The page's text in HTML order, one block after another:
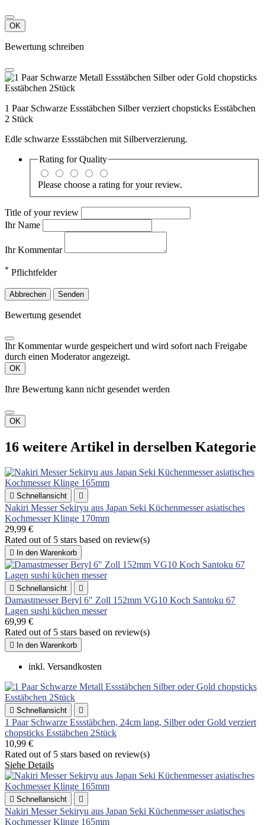
OK
Bewertung schreiben
1 Paar Schwarze Essstäbchen Silber verziert chopsticks Esstäbchen
2 Stück
Edle schwarze Essstäbchen mit Silberverzierung.
Rating forQuality
Please choose a rating for your review.
Title of your review
Ihr Name
Ihr Kommentar
* Pflichtfelder
Abbrechen Senden
Bewertung gesendet
Ihr Kommentar wurde gespeichert und wird sofort nach Freigabe
durch einen Moderator angezeigt.
OK
Ihre Bewertung kann nicht gesendet werden
OK
16 weitere Artikel in derselben Kategorie
 Schnellansicht 
Nakiri Messer Sekiryu aus Japan Seki Küchenmesser asiatisches
Kochmesser Klinge 170mm
29,99 €
Rated out of 5 stars based on review(s)
 In den Warenkorb
 Schnellansicht 
Damastmesser Beryl 6" Zoll 152mm VG10 Koch Santoku 67
Lagen sushi küchen messer
69,99 €
Rated out of 5 stars based on review(s)
 In den Warenkorb
inkl. Versandkosten
 Schnellansicht 
1 Paar Schwarze Essstäbchen, 24cm lang, Silber oder Gold verziert
chopsticks Esstäbchen 2Stück
10,99 €
Rated out of 5 stars based on review(s)
Siehe Details
 Schnellansicht 
Nakiri Messer Sekiryu aus Japan Seki Küchenmesser asiatisches
Kochmesser Klinge 165mm